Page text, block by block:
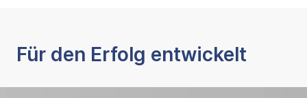
Für den Erfolg entwickelt